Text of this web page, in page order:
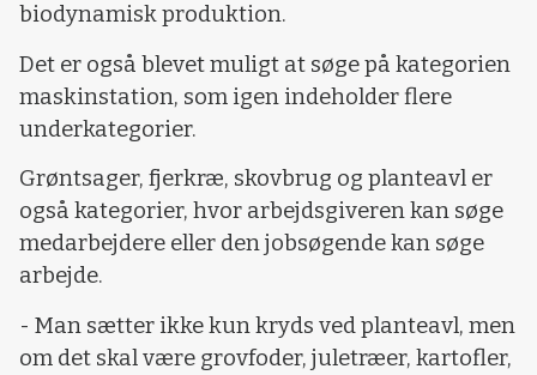
biodynamisk produktion.
Det er også blevet muligt at søge på kategorien
maskinstation, som igen indeholder flere
underkategorier.
Grøntsager, fjerkræ, skovbrug og planteavl er
også kategorier, hvor arbejdsgiveren kan søge
medarbejdere eller den jobsøgende kan søge
arbejde.
- Man sætter ikke kun kryds ved planteavl, men
om det skal være grovfoder, juletræer, kartofler,